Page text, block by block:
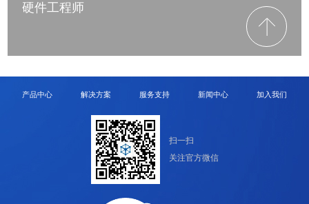
硬件工程师
产品中心 解决方案 服务支持 新闻中心 加入我们
扫一扫
关注官方微信